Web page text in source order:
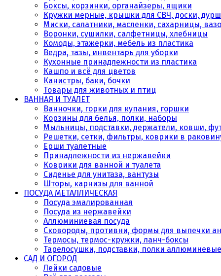
Боксы, корзинки, органайзеры, ящики
Кружки мерные, крышки для СВЧ, доски,
Миски, салатники, масленки, сахарницы,
Воронки, сушилки, салфетницы, хлебницы
Комоды, этажерки, мебель из пластика
Ведра, тазы, инвентарь для уборки
Кухонные принадлежности из пластика
Кашпо и всё для цветов
Канистры, баки, бочки
Товары для животных и птиц
ВАННАЯ И ТУАЛЕТ
Ванночки, горки для купания, горшки
Корзины для белья, полки, наборы
Мыльницы, подставки, держатели, ковши,
Решетки, сетки, фильтры, коврики в
Ерши туалетные
Принадлежности из нержавейки
Коврики для ванной и туалета
Сиденье для унитаза, вантузы
Шторы, карнизы для ванной
ПОСУДА МЕТАЛЛИЧЕСКАЯ
Посуда эмалированная
Посуда из нержавейки
Аллюминиевая посуда
Сковороды, противни, формы для выпечки
Термосы, термос-кружки, ланч-боксы
Тарелосушки, подставки, полки аллюминевые
САД И ОГОРОД
Лейки садовые